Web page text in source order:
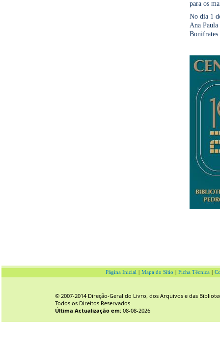
para os
No dia 1
Ana
Bonifrates
Página Inicial Mapa do Sítio Ficha Técnica
© 2007-2014 Direção-Geral do Livro, dos Arquivos e das
Todos os Direitos Reservados
Última Actualização em: 08-08-2026